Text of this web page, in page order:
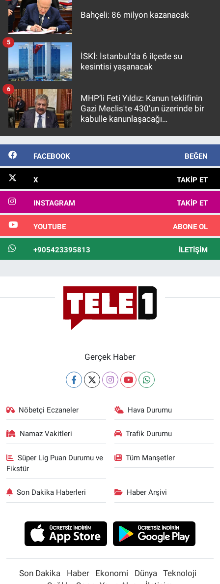
Bahçeli: 86 milyon kazanacak
İSKİ: İstanbul'da 6 ilçede su
kesintisi yaşanacak
5
MHP’li Feti Yıldız: Kanun teklifinin
Gazi Meclis'te 430’un üzerinde bir
kabulle kanunlaşacağı
6
FACEBOOK BEĞEN
X TAKIP ET
INSTAGRAM TAKIP ET
YOUTUBE ABONE OL
+905423395813 İLETIŞIM
Gerçek Haber
Nöbetçi Eczaneler Hava Durumu
Namaz Vakitleri Trafik Durumu
Süper Lig Puan Durumu ve
Fikstür
Tüm Manşetler
Son Dakika Haberleri Haber Arşivi
Son Dakika Haber Ekonomi Dünya
Teknoloji